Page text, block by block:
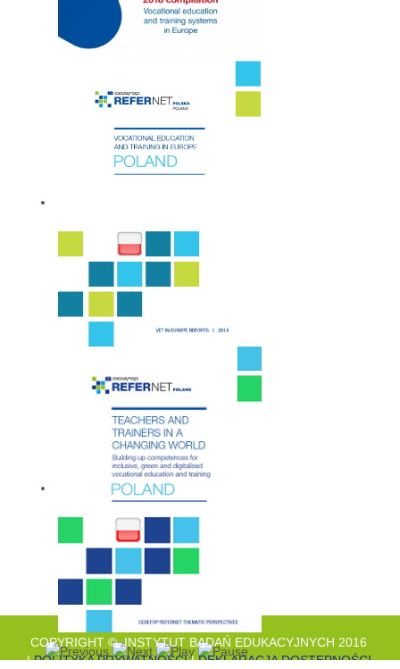
COPYRIGHT © INSTYTUT BADAŃ EDUKACYJNYCH 2016
|POLITYKA PRYWATNOŚCI|DEKLARACJA DOSTĘPNOŚCI